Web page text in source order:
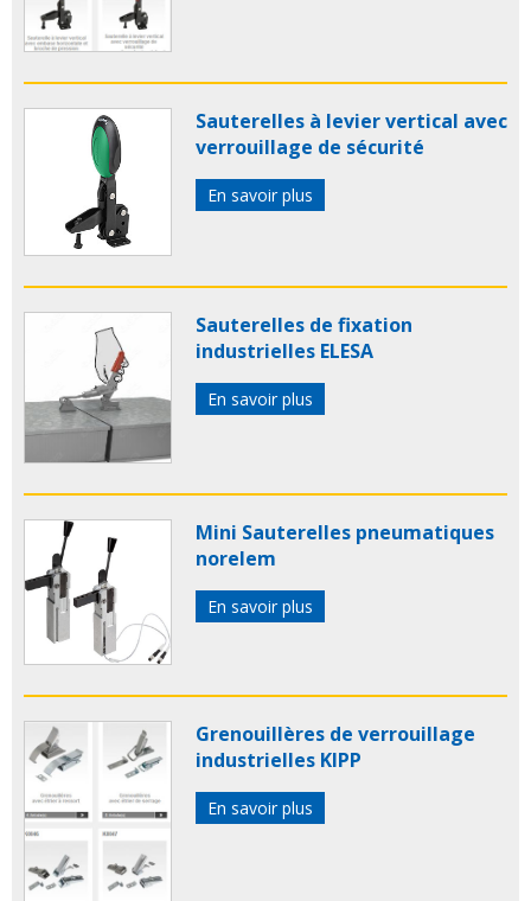
Sauterelles à levier vertical avec
verrouillage de sécurité
En savoir plus
Sauterelles de fixation
industrielles ELESA
En savoir plus
Mini Sauterelles pneumatiques
norelem
En savoir plus
Grenouillères de verrouillage
industrielles KIPP
En savoir plus